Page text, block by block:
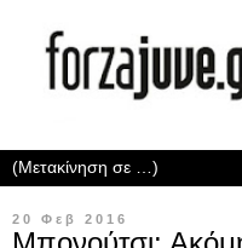
20 Φεβ 2016